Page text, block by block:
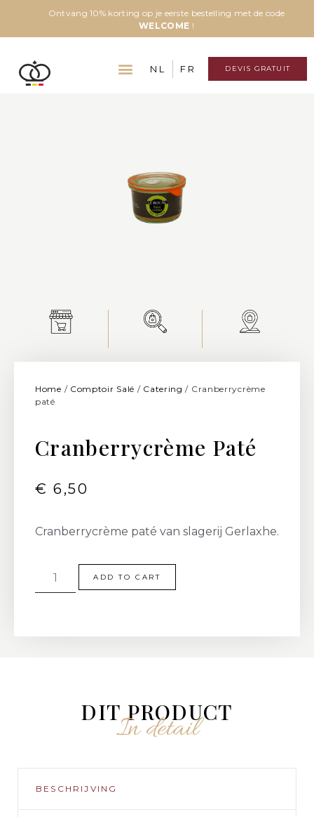
Ontvang 10% korting op je eerste bestelling met de code
WELCOME !
NL FR DEVIS GRATUIT
Home / Comptoir Salé / Catering / Cranberrycrème
paté
Cranberrycrème Paté
€ 6,50
Cranberrycrème paté van slagerij Gerlaxhe.
ADD TO CART
DIT PRODUCT
In detail
BESCHRIJVING